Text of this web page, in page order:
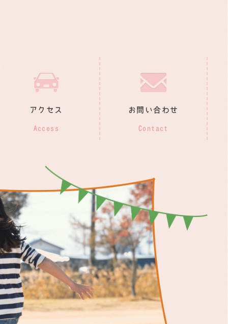
アクセス
Access
お問い合わせ
Contact